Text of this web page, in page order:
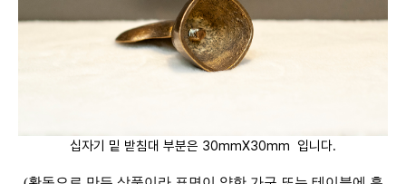
십자기 밑 받침대 부분은 30mmX30mm 입니다.